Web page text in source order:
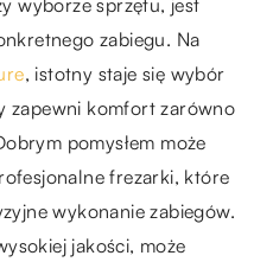
zabiegu. Na
, istotny staje się wybór
zapewni komfort zarówno
pomysłem może
frezarki, które
wykonanie zabiegów.
jakości, może